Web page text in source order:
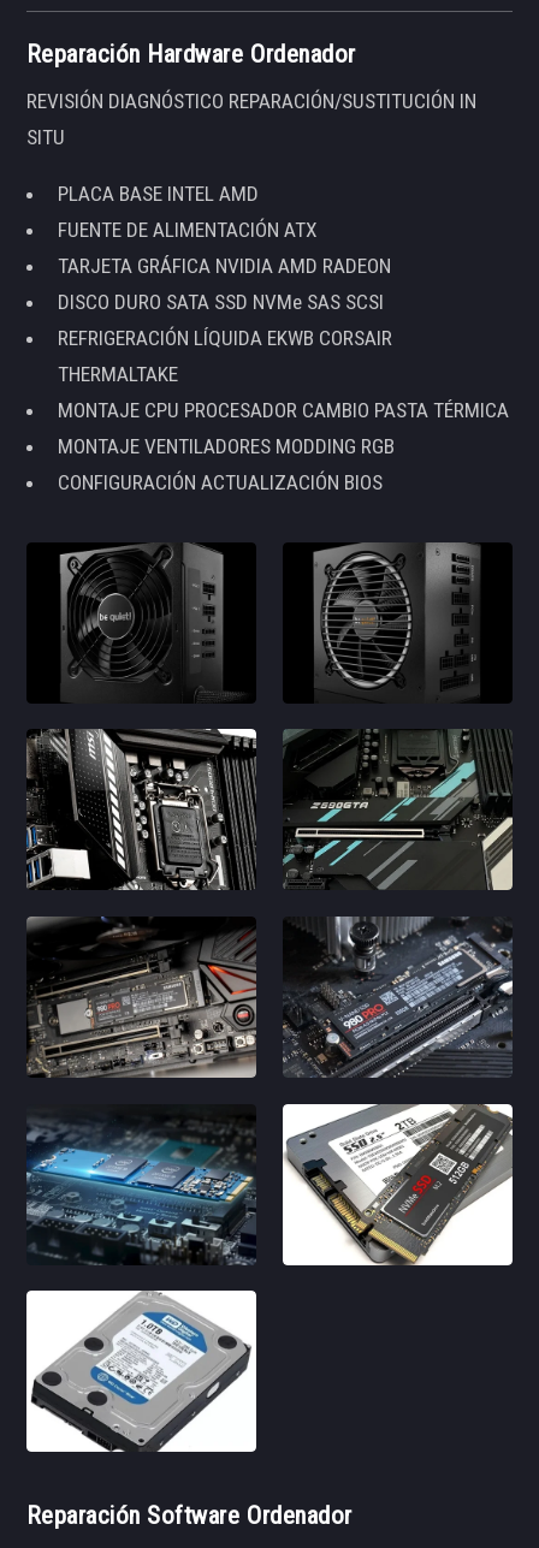
Reparación Hardware Ordenador
REVISIÓN DIAGNÓSTICO REPARACIÓN/SUSTITUCIÓN IN
SITU
PLACA BASE INTEL AMD
FUENTE DE ALIMENTACIÓN ATX
TARJETA GRÁFICA NVIDIA AMD RADEON
DISCO DURO SATA SSD NVMe SAS SCSI
REFRIGERACIÓN LÍQUIDA EKWB CORSAIR
THERMALTAKE
MONTAJE CPU PROCESADOR CAMBIO PASTA TÉRMICA
MONTAJE VENTILADORES MODDING RGB
CONFIGURACIÓN ACTUALIZACIÓN BIOS
Reparación Software Ordenador